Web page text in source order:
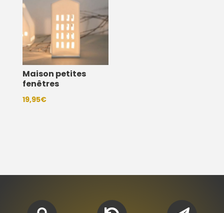
Maison petites
fenêtres
19,95€